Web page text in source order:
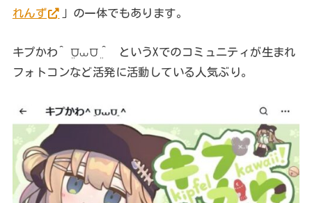
れんず
」の一体でもあります。
キプかわ^ ܸ⩌⩊⩌ ܸ^ というXでのコミュニティが生まれ
フォトコンなど活発に活動している人気ぶり。